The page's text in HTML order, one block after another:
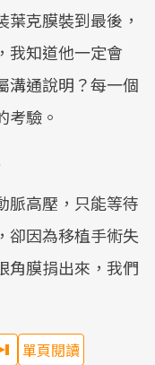
克膜裝到最後，
我知道他一定會
溝通說明？每一個
考驗。
脈高壓，只能等待
卻因為移植手術失
角膜捐出來，我們
單頁閱讀